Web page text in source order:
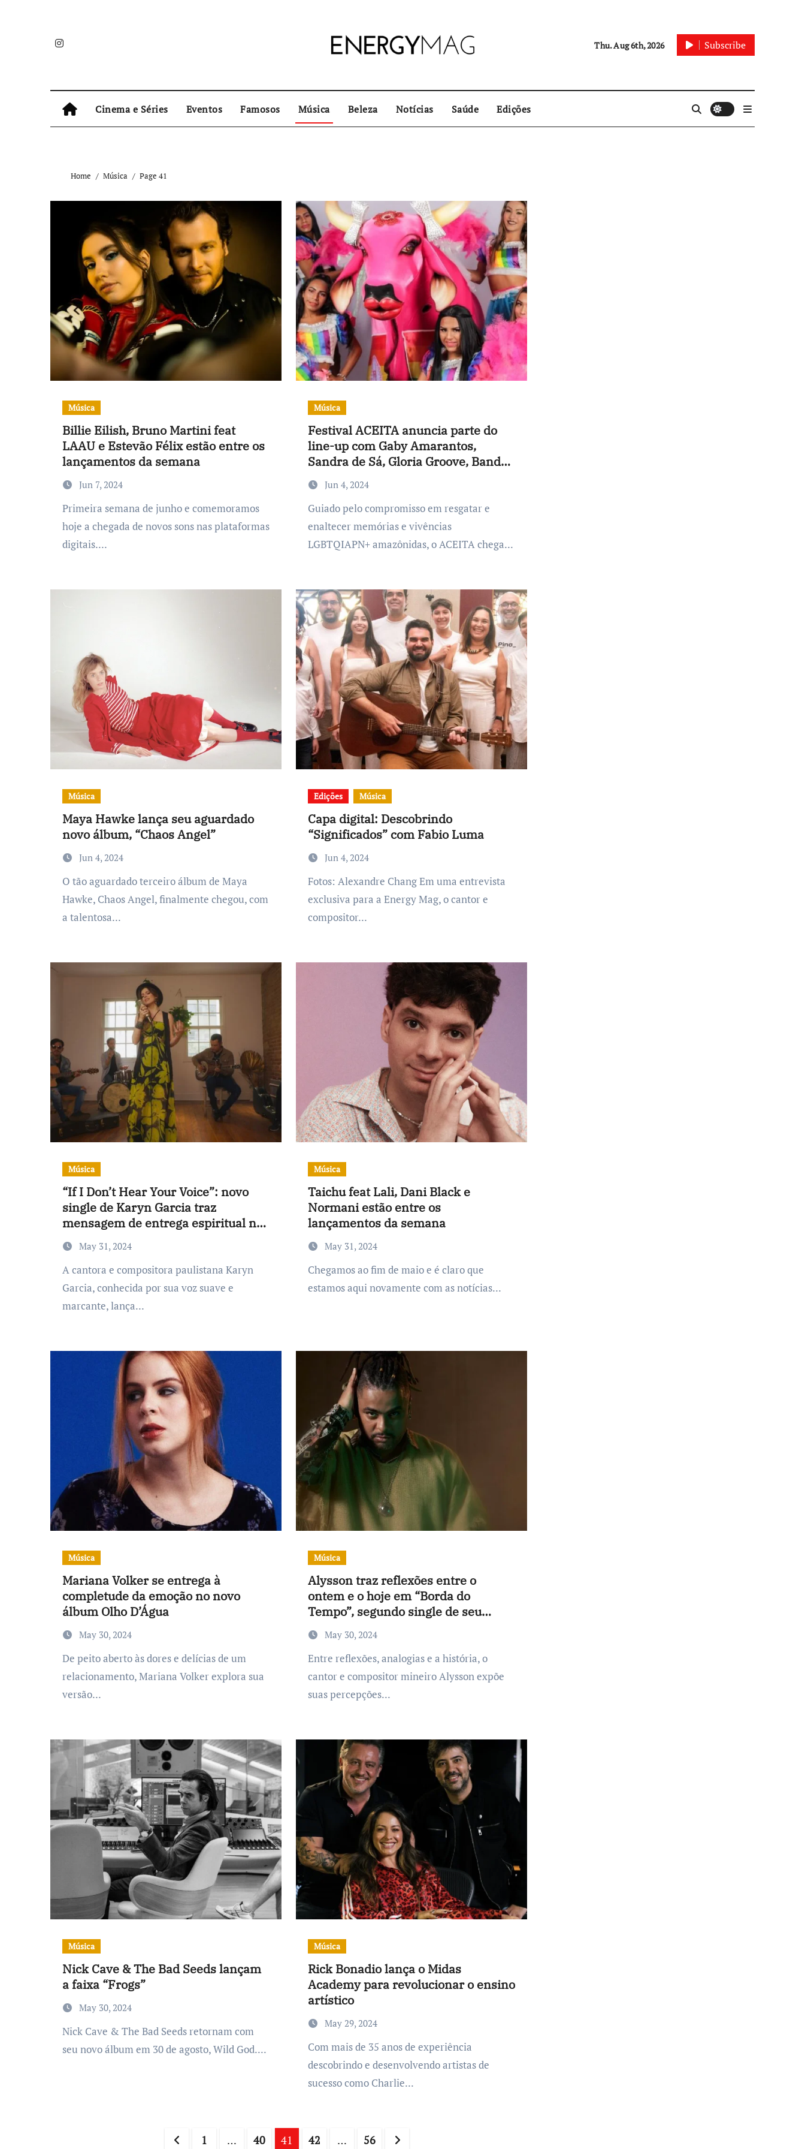
Thu. Aug 6th, 2026 Subscribe
Cinema e Séries Eventos Famosos Música Beleza Notícias Saúde Edições
Home Música Page 41
Música
Billie Eilish, Bruno Martini feat
LAAU e Estevão Félix estão entre os
lançamentos da semana
Jun 7, 2024
Primeira semana de junho e comemoramos
hoje a chegada de novos sons nas plataformas
digitais....
Música
Festival ACEITA anuncia parte do
line-up com Gaby Amarantos,
Sandra de Sá, Gloria Groove, Banda
Uó, Boi Boiola e Leona
Jun 4, 2024
Guiado pelo compromisso em resgatar e
enaltecer memórias e vivências
LGBTQIAPN+ amazônidas, o ACEITA chega...
Música
Maya Hawke lança seu aguardado
novo álbum, “Chaos Angel”
Jun 4, 2024
O tão aguardado terceiro álbum de Maya
Hawke, Chaos Angel, finalmente chegou, com
a talentosa...
Edições Música
Capa digital: Descobrindo
“Significados” com Fabio Luma
Jun 4, 2024
Fotos: Alexandre Chang Em uma entrevista
exclusiva para a Energy Mag, o cantor e
compositor...
Música
“If I Don’t Hear Your Voice”: novo
single de Karyn Garcia traz
mensagem de entrega espiritual no
Corpus Christi
May 31, 2024
A cantora e compositora paulistana Karyn
Garcia, conhecida por sua voz suave e
marcante, lança...
Música
Taichu feat Lali, Dani Black e
Normani estão entre os
lançamentos da semana
May 31, 2024
Chegamos ao fim de maio e é claro que
estamos aqui novamente com as notícias...
Música
Mariana Volker se entrega à
completude da emoção no novo
álbum Olho D’Água
May 30, 2024
De peito aberto às dores e delícias de um
relacionamento, Mariana Volker explora sua
versão...
Música
Alysson traz reflexões entre o
ontem e o hoje em “Borda do
Tempo”, segundo single de seu
próximo EP
May 30, 2024
Entre reflexões, analogias e a história, o
cantor e compositor mineiro Alysson expõe
suas percepções...
Música
Nick Cave & The Bad Seeds lançam
a faixa “Frogs”
May 30, 2024
Nick Cave & The Bad Seeds retornam com
seu novo álbum em 30 de agosto, Wild God....
Música
Rick Bonadio lança o Midas
Academy para revolucionar o ensino
artístico
May 29, 2024
Com mais de 35 anos de experiência
descobrindo e desenvolvendo artistas de
sucesso como Charlie...
Posts
1 … 40 41 42 … 56